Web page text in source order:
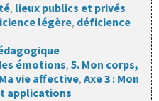
, lieux publics et privés
légère, déficience
émotions, 5. Mon corps,
vie affective, Axe 3 : Mon
applications